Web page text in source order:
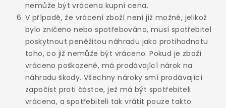
nemůže být vrácena kupní cena.
V případě, že vrácení zboží není již možné, jelikož
bylo zničeno nebo spotřebováno, musí spotřebitel
poskytnout peněžitou náhradu jako protihodnotu
toho, co již nemůže být vráceno. Pokud je zboží
vráceno poškozené, má prodávající nárok na
náhradu škody. Všechny nároky smí prodávající
započíst proti částce, jež má být spotřebiteli
vrácena, a spotřebiteli tak vrátit pouze takto